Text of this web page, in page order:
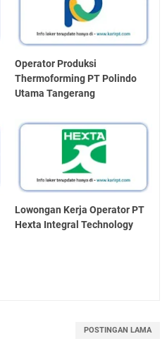
Operator Produksi
Thermoforming PT Polindo
Utama Tangerang
Lowongan Kerja Operator PT
Hexta Integral Technology
POSTINGAN LAMA